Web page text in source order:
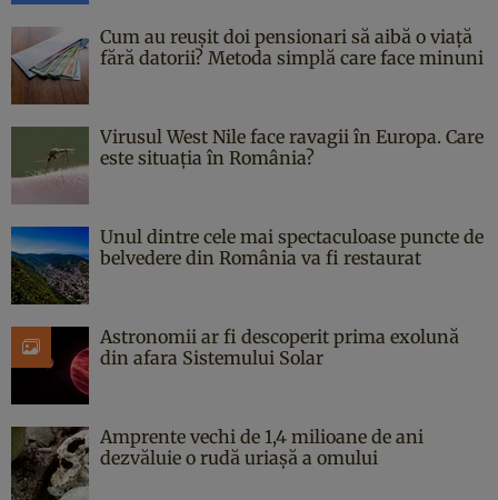
Cum au reușit doi pensionari să aibă o viață
fără datorii? Metoda simplă care face minuni
Virusul West Nile face ravagii în Europa. Care
este situația în România?
Unul dintre cele mai spectaculoase puncte de
belvedere din România va fi restaurat
Astronomii ar fi descoperit prima exolună
din afara Sistemului Solar
Amprente vechi de 1,4 milioane de ani
dezvăluie o rudă uriașă a omului